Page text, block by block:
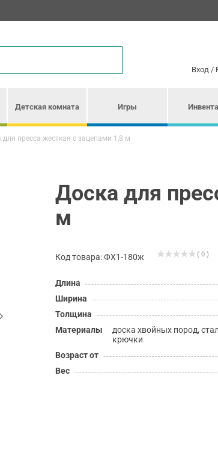
Вход/
Детская комната Игры
для пресса жесткая с зацепами 1,8 м
Доска для
м
Код товара: ФХ1-180ж ( 0 )
Длина
Ширина
Толщина
Материалы
доска хвойных пород,
крючки
Возраст от
Вес